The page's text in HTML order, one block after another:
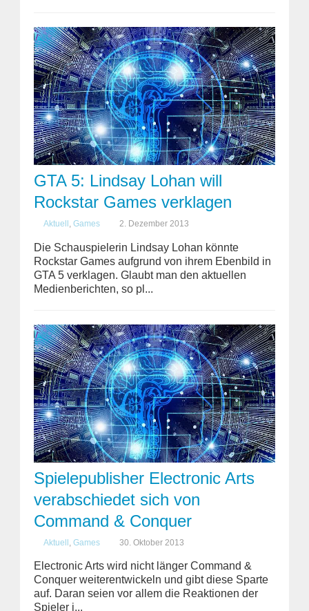
GTA 5: Lindsay Lohan will
Rockstar Games verklagen
Aktuell , Games 2. Dezember 2013
Die Schauspielerin Lindsay Lohan könnte
Rockstar Games aufgrund von ihrem Ebenbild in
GTA 5 verklagen. Glaubt man den aktuellen
Medienberichten, so pl...
Spielepublisher Electronic Arts
verabschiedet sich von
Command & Conquer
Aktuell Games 30. Oktober 2013
Electronic Arts wird nicht länger Command &
Conquer weiterentwickeln und gibt diese Sparte
auf. Daran seien vor allem die Reaktionen der
Spieler i...